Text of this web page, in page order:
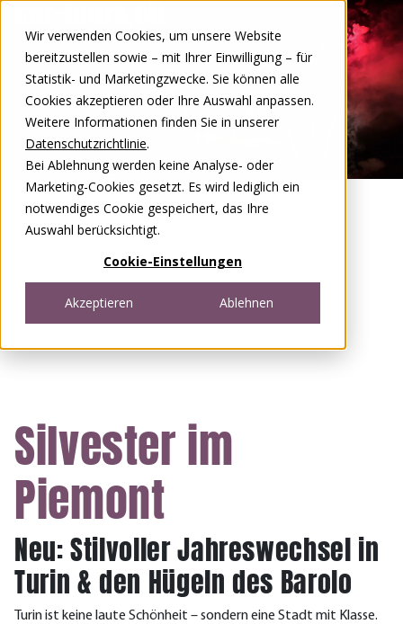
Wir verwenden Cookies, um unsere Website
bereitzustellen sowie – mit Ihrer Einwilligung – für
Statistik- und Marketingzwecke. Sie können alle
Cookies akzeptieren oder Ihre Auswahl anpassen.
Weitere Informationen finden Sie in unserer
Datenschutzrichtlinie.
Bei Ablehnung werden keine Analyse- oder
Marketing-Cookies gesetzt. Es wird lediglich ein
notwendiges Cookie gespeichert, das Ihre
Auswahl berücksichtigt.
Cookie-Einstellungen
Akzeptieren Ablehnen
DEFR
Open menu
Silvester im
Piemont
Neu: Stilvoller Jahreswechsel in
Turin & den Hügeln des Barolo
Turin ist keine laute Schönheit – sondern eine Stadt mit Klasse.